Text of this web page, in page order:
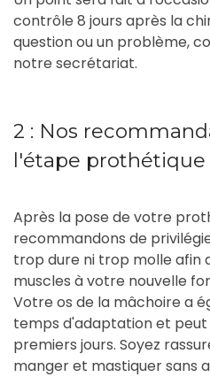
contrôle 8 jours après la
question ou un problème,
notre secrétariat.
2 : Nos
l'étape prothétique
Après la pose de votre
recommandons de
trop dure ni trop molle afin
muscles à votre nouvelle
Votre os de la mâchoire a
temps d'adaptation et peut
premiers jours. Soyez
manger et mastiquer sans